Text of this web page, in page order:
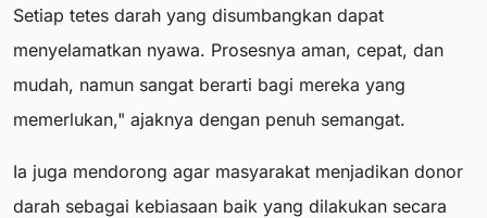
Setiap tetes darah yang disumbangkan dapat
menyelamatkan nyawa. Prosesnya aman, cepat, dan
mudah, namun sangat berarti bagi mereka yang
memerlukan," ajaknya dengan penuh semangat.
Ia juga mendorong agar masyarakat menjadikan donor
darah sebagai kebiasaan baik yang dilakukan secara